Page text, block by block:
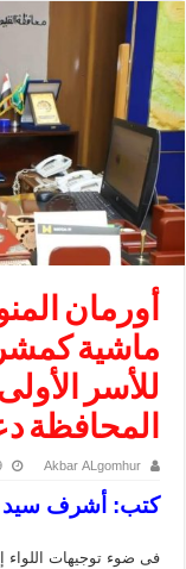
ماشية
للأسر
المحافظة
Akbar ALgomhur
كتب: أشرف سيد
فى ضوء توجيهات اللواء